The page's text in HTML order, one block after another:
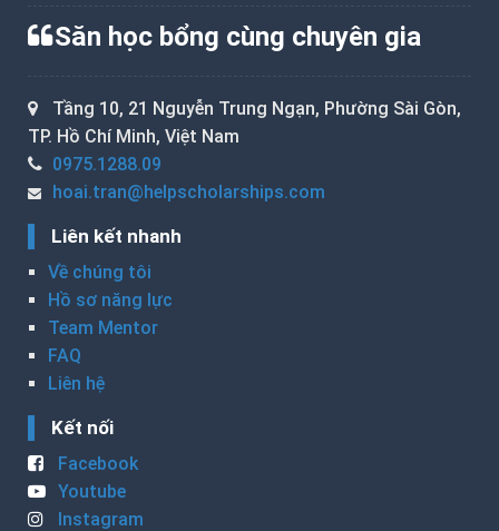
Săn học bổng cùng chuyên gia
Tầng 10, 21 Nguyễn Trung Ngạn, Phường Sài Gòn,
TP. Hồ Chí Minh, Việt Nam
0975.1288.09
hoai.tran@helpscholarships.com
Liên kết nhanh
Về chúng tôi
Hồ sơ năng lực
Team Mentor
FAQ
Liên hệ
Kết nối
Facebook
Youtube
Instagram